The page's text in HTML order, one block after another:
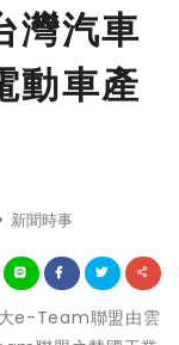
灣汽車
動車產
新聞時事
e-Team聯盟由雲